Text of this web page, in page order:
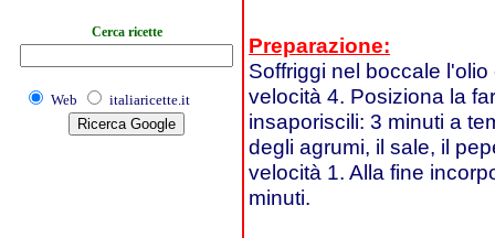
Cerca ricette
Web italiaricette.it
Preparazione:
Soffriggi nel boccale
velocità 4. Posiziona la
insaporiscili: 3 minuti a
degli agrumi, il sale, il
velocità 1. Alla fine
minuti.